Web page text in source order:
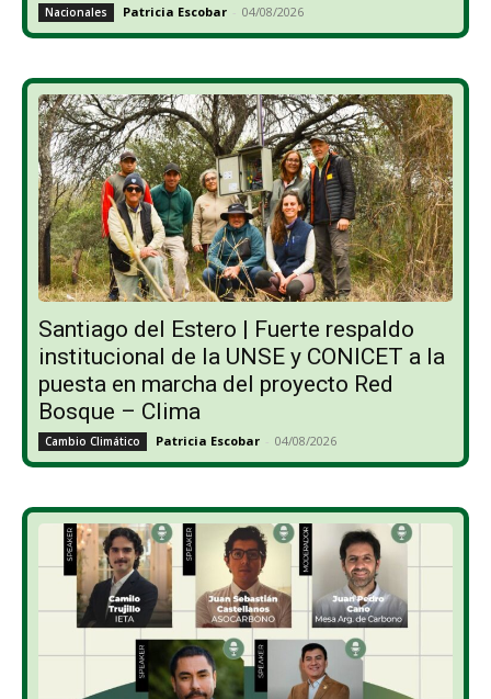
Nacionales Patricia Escobar - 04/08/2026
Santiago del Estero | Fuerte respaldo
institucional de la UNSE y CONICET a la
puesta en marcha del proyecto Red
Bosque – Clima
Cambio Climático Patricia Escobar - 04/08/2026